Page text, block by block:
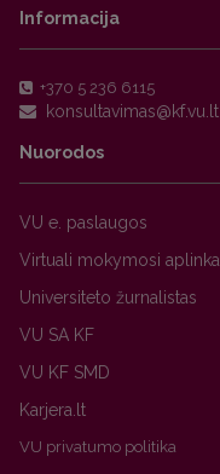
Informacija
+370 5 236 6115
Nuorodos
VU e. paslaugos
Virtuali mokymosi aplinka
Universiteto žurnalistas
VU SA KF
VU KF SMD
Karjera.lt
VU privatumo politika